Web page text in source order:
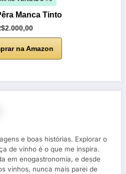
Manca Tinto
na Amazon
e boas histórias. Explorar o
de vinho é o que me inspira.
em enogastronomia, e desde
vinhos, nunca mais parei de